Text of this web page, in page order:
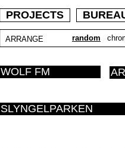
PROJECTS
ARRANGE random
WOLF FM
SLYNGELPARKEN